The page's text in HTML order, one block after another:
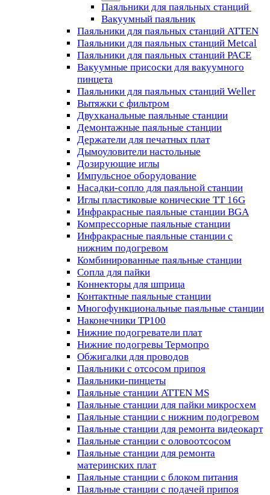
Паяльники для паяльных станций
Вакуумный паяльник
Паяльники для паяльных станций ATTEN
Паяльники для паяльных станций Metcal
Паяльники для паяльных станций PACE
Вакуумные присоски для вакуумного
пинцета
Паяльники для паяльных станций Weller
Вытяжки с фильтром
Двухканальные паяльные станции
Демонтажные паяльные станции
Держатели для печатных плат
Дымоуловители настольные
Дозирующие иглы
Импульсное оборудование
Насадки-сопло для паяльной станции
Иглы пластиковые конические TT 16G
Инфракрасные паяльные станции BGA
Компрессорные паяльные станции
Инфракрасные паяльные станции с
нижним подогревом
Комбинированные паяльные станции
Сопла для пайки
Коннекторы для шприца
Контактные паяльные станции
Многофункциональные паяльные станции
Наконечники TP100
Нижние подогреватели плат
Нижние подогревы Термопро
Обжигалки для проводов
Паяльники с отсосом припоя
Паяльники-пинцеты
Паяльные станции ATTEN MS
Паяльные станции для пайки микросхем
Паяльные станции с нижним подогревом
Паяльные станции для ремонта видеокарт
Паяльные станции с оловоотсосом
Паяльные станции для ремонта
материнских плат
Паяльные станции с блоком питания
Паяльные станции с подачей припоя